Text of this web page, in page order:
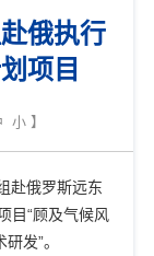
俄执行
项目
小】
赴俄罗斯远东
目“顾及气候风
研发”。